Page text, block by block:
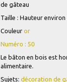
de gâteau
Taille : Hauteur environ
Couleur or
Numéro : 50
Le bâton en bois est
alimentaire.
Sujets: décoration de